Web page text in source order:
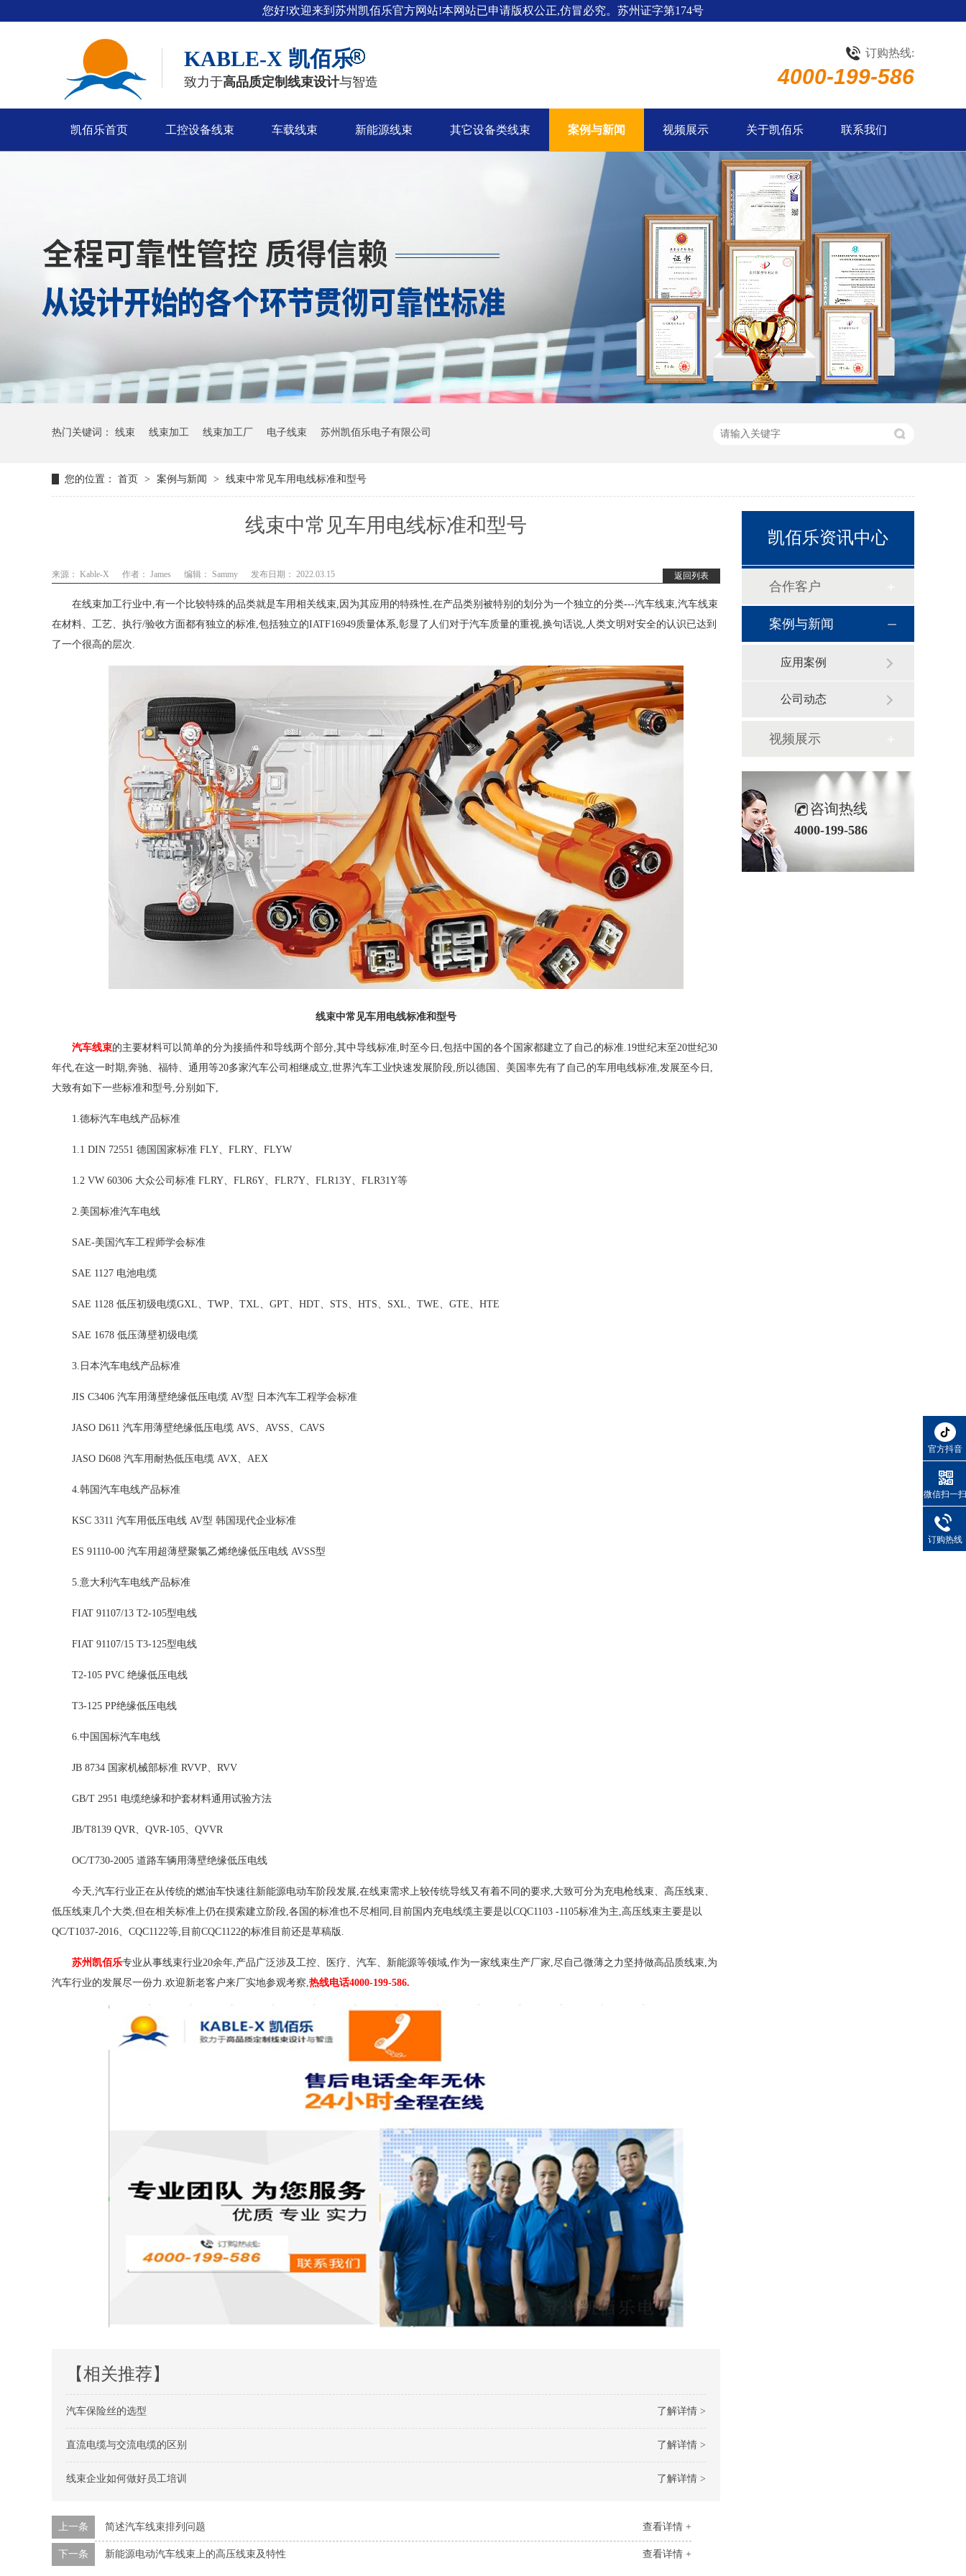
您好!欢迎来到苏州凯佰乐官方网站!本网站已申请版权公正,仿冒必究。苏州证字第174号
KABLE-X 凯佰乐
致力于高品质定制线束设计与智造
订购热线:
4000-199-586
凯佰乐首页 工控设备线束 车载线束 新能源线束 其它设备类线束 案例与新闻 视频展示 关于凯佰乐 联系我们
热门关键词： 线束 线束加工 线束加工厂 电子线束 苏州凯佰乐电子有限公司
您的位置： 首页 > 案例与新闻 > 线束中常见车用电线标准和型号
线束中常见车用电线标准和型号
返回列表
来源： Kable-X 作者： James 编辑： Sammy 发布日期： 2022.03.15
在线束加工行业中,有一个比较特殊的品类就是车用相关线束,因为其应用的特殊性,在产品类别被特别的划分为一个独立的分类---汽车线束,汽车线束
在材料、工艺、执行/验收方面都有独立的标准,包括独立的IATF16949质量体系,彰显了人们对于汽车质量的重视,换句话说,人类文明对安全的认识已达到
了一个很高的层次.
线束中常见车用电线标准和型号
汽车线束的主要材料可以简单的分为接插件和导线两个部分,其中导线标准,时至今日,包括中国的各个国家都建立了自己的标准.19世纪末至20世纪30
年代,在这一时期,奔驰、福特、通用等20多家汽车公司相继成立,世界汽车工业快速发展阶段,所以德国、美国率先有了自己的车用电线标准,发展至今日,
大致有如下一些标准和型号,分别如下,
1.德标汽车电线产品标准
1.1 DIN 72551 德国国家标准 FLY、FLRY、FLYW
1.2 VW 60306 大众公司标准 FLRY、FLR6Y、FLR7Y、FLR13Y、FLR31Y等
2.美国标准汽车电线
SAE-美国汽车工程师学会标准
SAE 1127 电池电缆
SAE 1128 低压初级电缆GXL、TWP、TXL、GPT、HDT、STS、HTS、SXL、TWE、GTE、HTE
SAE 1678 低压薄壁初级电缆
3.日本汽车电线产品标准
JIS C3406 汽车用薄壁绝缘低压电缆 AV型 日本汽车工程学会标准
JASO D611 汽车用薄壁绝缘低压电缆 AVS、AVSS、CAVS
JASO D608 汽车用耐热低压电缆 AVX、AEX
4.韩国汽车电线产品标准
KSC 3311 汽车用低压电线 AV型 韩国现代企业标准
ES 91110-00 汽车用超薄壁聚氯乙烯绝缘低压电线 AVSS型
5.意大利汽车电线产品标准
FIAT 91107/13 T2-105型电线
FIAT 91107/15 T3-125型电线
T2-105 PVC 绝缘低压电线
T3-125 PP绝缘低压电线
6.中国国标汽车电线
JB 8734 国家机械部标准 RVVP、RVV
GB/T 2951 电缆绝缘和护套材料通用试验方法
JB/T8139 QVR、QVR-105、QVVR
OC/T730-2005 道路车辆用薄壁绝缘低压电线
今天,汽车行业正在从传统的燃油车快速往新能源电动车阶段发展,在线束需求上较传统导线又有着不同的要求,大致可分为充电枪线束、高压线束、
低压线束几个大类,但在相关标准上仍在摸索建立阶段,各国的标准也不尽相同,目前国内充电线缆主要是以CQC1103 -1105标准为主,高压线束主要是以
QC/T1037-2016、CQC1122等,目前CQC1122的标准目前还是草稿版.
苏州凯佰乐专业从事线束行业20余年,产品广泛涉及工控、医疗、汽车、新能源等领域,作为一家线束生产厂家,尽自己微薄之力坚持做高品质线束,为
汽车行业的发展尽一份力.欢迎新老客户来厂实地参观考察,热线电话4000-199-586.
【相关推荐】
了解详情 >
汽车保险丝的选型
了解详情 >
直流电缆与交流电缆的区别
了解详情 >
线束企业如何做好员工培训
查看详情 +
上一条 简述汽车线束排列问题
查看详情 +
下一条 新能源电动汽车线束上的高压线束及特性
凯佰乐资讯中心
合作客户
案例与新闻
应用案例
公司动态
视频展示
咨询热线
4000-199-586
官方抖音
微信扫一扫
订购热线